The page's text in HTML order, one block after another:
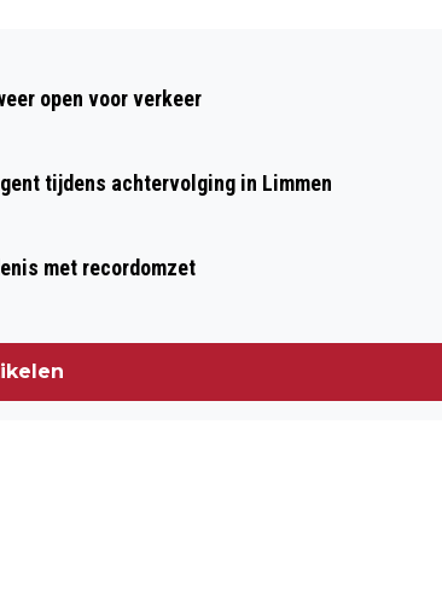
BEVERWIJK OPEN VOOR PUBLIEK
open voor verkeer
tijdens achtervolging in Limmen
met recordomzet